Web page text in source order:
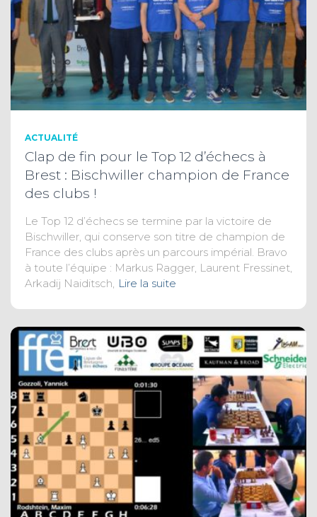
ACTUALITÉ
Clap de fin pour le Top 12 d’échecs à
Brest : Bischwiller champion de France
des clubs !
Le Top 12 d’échecs se termine par la victoire de
Bischwiller, qui conserve son titre de champion de
France des clubs après un parcours impérial. Bravo
à toute l’équipe : Markus Ragger, Laurent Fressinet,
Arkadij Naiditsch, Lire la suite